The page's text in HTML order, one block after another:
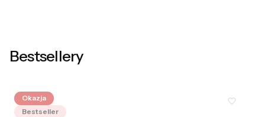
Bestsellery
Okazja
Bestseller